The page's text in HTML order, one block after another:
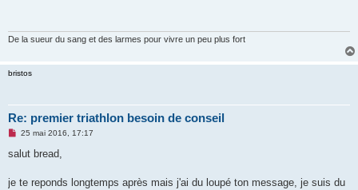
n
l
u
De la sueur du sang et des larmes pour vivre un peu plus fort
bristos
Re: premier triathlon besoin de conseil
M
s
g
25 mai 2016, 17:17
salut bread,
je te reponds longtemps après mais j'ai du loupé ton message, je suis du